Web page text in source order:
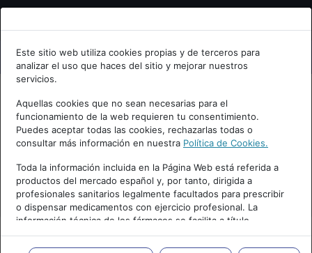
Bienvenid@ a psiquiatria.com
Escribe tu Email
Accede o regístrate con tu email.
Cancelar
Este sitio web utiliza cookies propias y de terceros para
analizar el uso que haces del sitio y mejorar nuestros
servicios.
Aquellas cookies que no sean necesarias para el
funcionamiento de la web requieren tu consentimiento.
Puedes aceptar todas las cookies, rechazarlas todas o
consultar más información en nuestra Política de Cookies.
Toda la información incluida en la Página Web está referida a
productos del mercado español y, por tanto, dirigida a
profesionales sanitarios legalmente facultados para prescribir
o dispensar medicamentos con ejercicio profesional. La
información técnica de los fármacos se facilita a título
meramente informativo, siendo responsabilidad de los
profesionales facultados prescribir medicamentos y decidir, en